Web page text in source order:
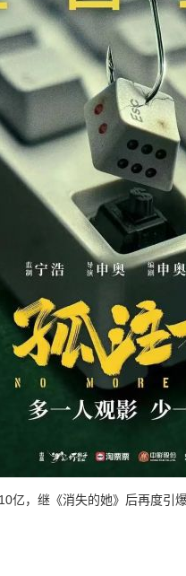
亿，继《消失的她》后再度引